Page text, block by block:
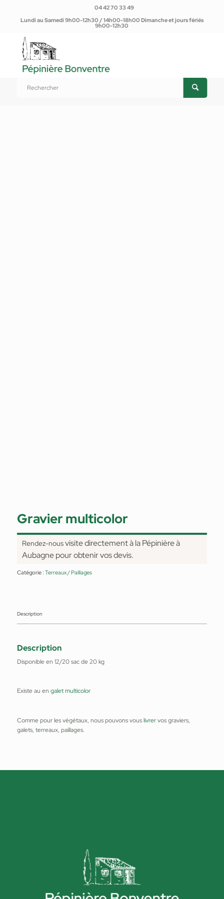
04 42 70 33 49
Lundi au Samedi 9h00-12h30 / 14h00-18h00 Dimanche et jours fériés
9h00-12h30
Gravier multicolor
Gravier multicolor
Rendez-nousvisite directement à la Pépinière à
Aubagne pour obtenir vos devis.
Catégorie : Terreaux / Paillages
Description
Description
Disponible en 12/20 sac de 20 kg
Existe au en galet multicolor
Comme pour les végétaux, nous pouvons vouslivrervos graviers,
galets, terreaux, paillages.